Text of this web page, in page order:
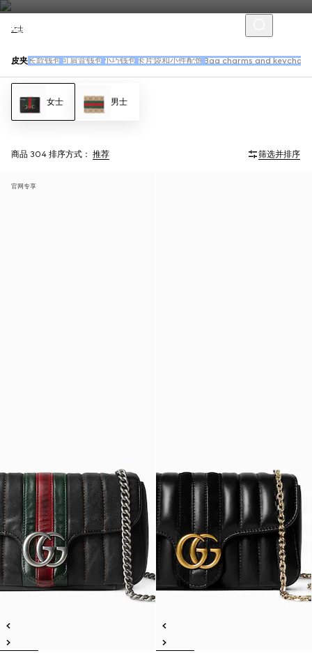
女士
皮夹 长款钱包 可肩背钱包 小巧钱包 卡片袋和小件配饰 Bag charms and
女士 男士
商品 304 排序方式： 推荐 筛选并排序
官网专享